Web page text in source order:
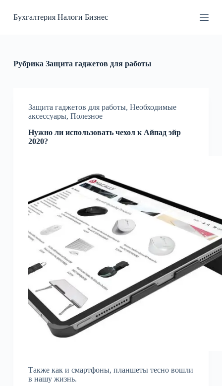
и
Бухгалтерия Налоги Бизнес
Рубрика Защита гаджетов для работы
Защита гаджетов для работы, Необходимые
аксессуары, Полезное
Нужно ли использовать чехол к Айпад эйр
2020?
Также как и смартфоны, планшеты тесно вошли
в нашу жизнь.